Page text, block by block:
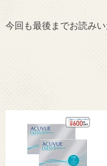
今回も最後までお読み